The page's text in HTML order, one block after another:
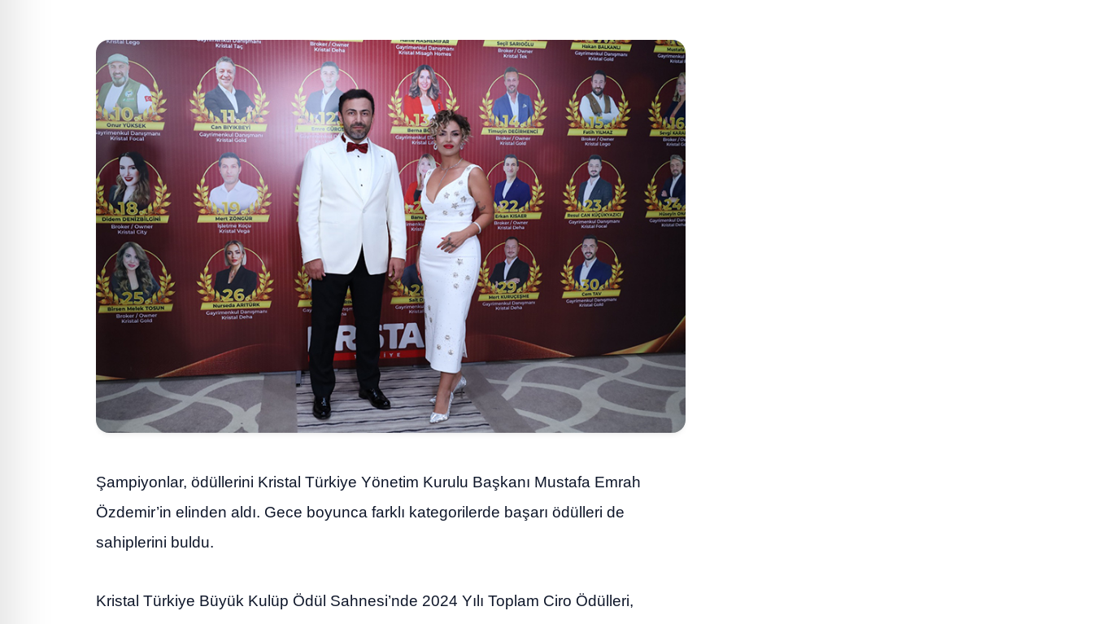
Şampiyonlar, ödüllerini Kristal Türkiye Yönetim Kurulu Başkanı Mustafa Emrah
Özdemir’in elinden aldı. Gece boyunca farklı kategorilerde başarı ödülleri de
sahiplerini buldu.
Kristal Türkiye Büyük Kulüp Ödül Sahnesi’nde 2024 Yılı Toplam Ciro Ödülleri,